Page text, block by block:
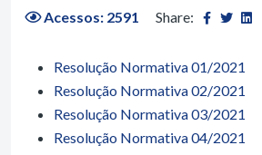
Acessos: 2591 Share:
Resolução Normativa 01/2021
Resolução Normativa 02/2021
Resolução Normativa 03/2021
Resolução Normativa 04/2021